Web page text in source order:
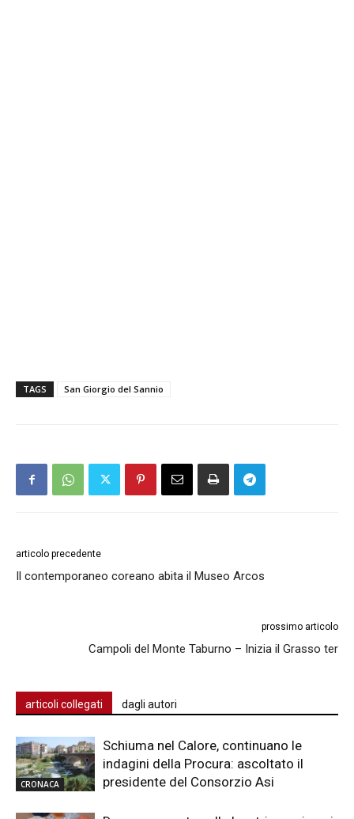
TAGS San Giorgio del Sannio
articolo precedente
Il contemporaneo coreano abita il Museo Arcos
prossimo articolo
Campoli del Monte Taburno – Inizia il Grasso ter
articoli collegati dagli autori
CRONACA
Schiuma nel Calore, continuano le
indagini della Procura: ascoltato il
presidente del Consorzio Asi